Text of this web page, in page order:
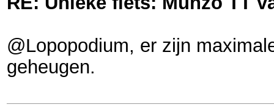
@Lopopodium, er zijn
geheugen.